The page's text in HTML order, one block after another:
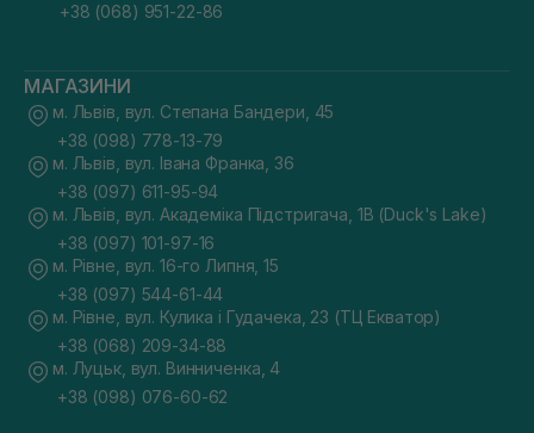
+38 (068) 951-22-86
МАГАЗИНИ
м. Львів, вул. Степана Бандери, 45
+38 (098) 778-13-79
м. Львів, вул. Івана Франка, 36
+38 (097) 611-95-94
м. Львів, вул. Академіка Підстригача, 1В (Duck's Lake)
+38 (097) 101-97-16
м. Рівне, вул. 16-го Липня, 15
+38 (097) 544-61-44
м. Рівне, вул. Кулика і Гудачека, 23 (ТЦ Екватор)
+38 (068) 209-34-88
м. Луцьк, вул. Винниченка, 4
+38 (098) 076-60-62